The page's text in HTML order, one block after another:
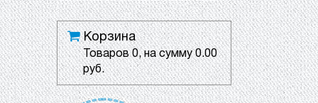
Корзина
Товаров0, на сумму0.00
руб.